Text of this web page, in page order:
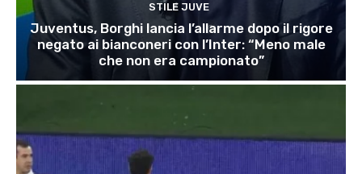
STILE JUVE
Juventus, Borghi lancia l’allarme dopo il rigore
negato ai bianconeri con l’Inter: “Meno male
che non era campionato”